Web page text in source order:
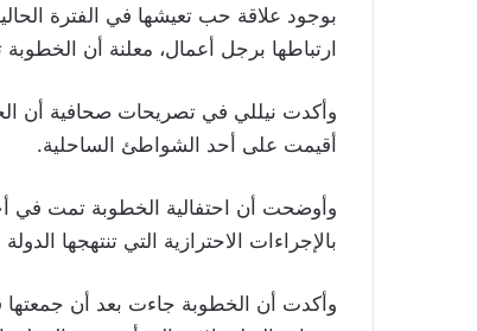
بوجود علاقة حب تعيشها في الفترة
ارتباطها برجل أعمال، معلنة أن
وأكدت نيللي في تصريحات صحافية أن
أقيمت على أحد الشواطئ الساحلية.
بالإجراءات الاحترازية التي تنتهجها
وأكدت أن الخطوبة جاءت بعد أن